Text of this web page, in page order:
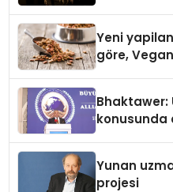
Yeni
göre,
Bhaktawer:
Yunan
projesi